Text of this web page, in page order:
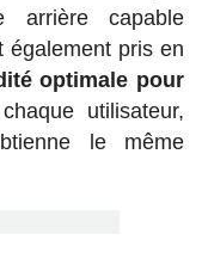
arrière capable
également pris en
optimale pour
utilisateur,
le même